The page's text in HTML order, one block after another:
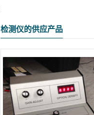
检测仪的供应产品